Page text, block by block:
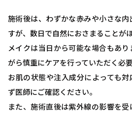
施術後は、わずかな赤みや小さな
すが、数日で自然におさまることが
メイクは当日から可能な場合もあ
がら慎重にケアを行っていただく必
お肌の状態や注入成分によっても
ず医師にご確認ください。
また、施術直後は紫外線の影響を